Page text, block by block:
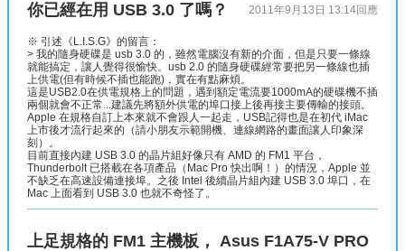
你已經在用 USB 3.0 了嗎？ 2011年9月13日 13:14回應
※ 引述《L.I.S.G》的留言：
> 我的隨身硬碟是 usb 3.0 的，雖然電腦沒有新的介面，但是只要一條線
就能搞定，讓人覺得很愉快。usb 2.0 的隨身硬碟經常要把另一條線也插
上供電(但有時候不插也能跑)，實在有點麻煩。
這是USB2.0在供電規格上的問題，遇到額定電流要1000mA的硬碟機不插
兩個就會不正常...建議先將額外供電的埠口接上後再接主要傳輸的接頭。
Apple 在規格自訂上本來就不會跟人一起走，USB記得也是在初代 iMac
上市後才流行起來的（請小朋友示範開機、連線網路的畫面讓人印象深
刻）。
目前直接內建 USB 3.0 的晶片組好像只有 AMD 的 FM1 平台，
Thunderbolt 已搭載在各項產品（Mac Pro 快出啊！）的情況，Apple 並
不缺乏在高速設備連接埠。之後 Intel 後續晶片組內建 USB 3.0 埠口，在
Mac 上面看到 USB 3.0 也就不奇怪了。
上足規格的 FM1 主機板， Asus F1A75-V PRO